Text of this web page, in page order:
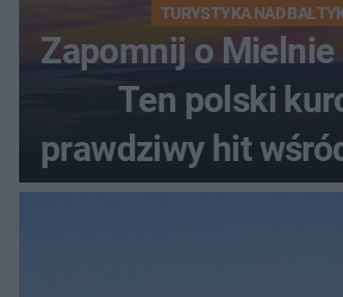
TURYSTYKA NAD
Zapomnij o Mielnie
Ten polski
prawdziwy hit